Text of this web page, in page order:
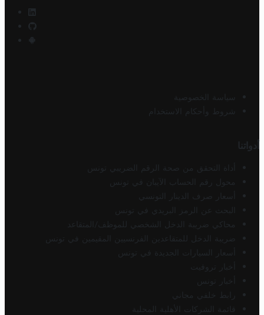
سياسة الخصوصية
شروط وأحكام الاستخدام
أدواتنا
أداة التحقق من صحة الرقم الضريبي تونس
محول رقم الحساب الآيبان في تونس
أسعار صرف الدينار التونسي
البحث عن الرمز البريدي في تونس
محاكي ضريبة الدخل الشخصي للموظف/المتقاعد
ضريبة الدخل للمتقاعدين الفرنسيين المقيمين في تونس
أسعار السيارات الجديدة في تونس
أخبار تروفيت
أخبار تونس
رابط خلفي مجاني
قائمة الشركات الأهلية المحلية